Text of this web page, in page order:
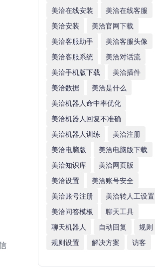
美洽在线安装
美洽在线客服
美洽安装
美洽官网下载
美洽客服助手
美洽客服头像
美洽客服系统
美洽对话流
美洽手机版下载
美洽插件
美洽数据
美洽是什么
美洽机器人命中率优化
美洽机器人回复不准确
美洽机器人训练
美洽注册
美洽电脑版
美洽电脑版下载
美洽知识库
美洽网页版
美洽设置
美洽账号安全
美洽账号注册
美洽转人工设置
美洽问答模板
聊天工具
聊天机器人
自动回复
规则
规则设置
解决方案 访客